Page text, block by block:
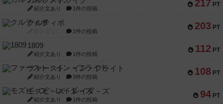
217 PT
紹介文あり 1件の投稿
203 PT
クルティボ
1件の投稿
112 PT
1809
紹介文あり 1件の投稿
108 PT
ファースト・イン・フライト
紹介文あり 3件の投稿
94 PT
モズビ－ズ・レイダ－ズ
紹介文あり 1件の投稿